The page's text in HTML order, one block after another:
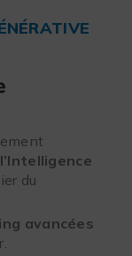
du
avancées